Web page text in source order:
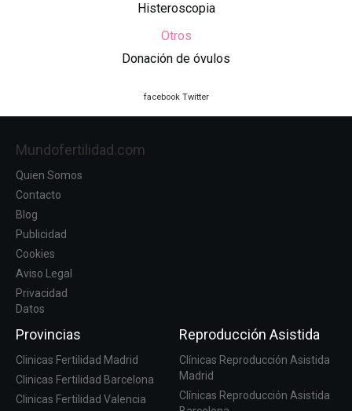
Histeroscopia
Otros
Donación de óvulos
facebook Twitter
Mundofertilidad.com
Quien Somos
Contacto
Blog
Publicidad
Cookies
Aviso Legal
Privacidad
Datos
Provincias
Clinicas Fertilidad Madrid
Clinicas Fertilidad Barcelona
Clinicas Fertilidad Valencia
Reproducción Asistida
Clínicas Reproducción Asistida
Madrid
Clínicas Reproducción Asistida